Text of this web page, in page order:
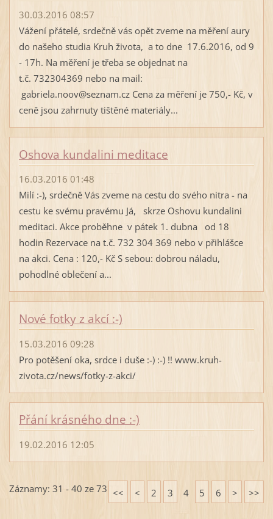
30.03.2016 08:57
Vážení přátelé, srdečně vás opět zveme na měření aury
do našeho studia Kruh života, a to dne 17.6.2016, od 9
- 17h. Na měření je třeba se objednat na
t.č. 732304369 nebo na mail:
gabriela.noov@seznam.cz Cena za měření je 750,- Kč, v
ceně jsou zahrnuty tištěné materiály...
Oshova kundalini meditace
16.03.2016 01:48
Milí :-), srdečně Vás zveme na cestu do svého nitra - na
cestu ke svému pravému Já, skrze Oshovu kundalini
meditaci. Akce proběhne v pátek 1. dubna od 18
hodin Rezervace na t.č. 732 304 369 nebo v přihlášce
na akci. Cena : 120,- Kč S sebou: dobrou náladu,
pohodlné oblečení a...
Nové fotky z akcí :-)
15.03.2016 09:28
Pro potěšení oka, srdce i duše :-) :-) !! www.kruh-
zivota.cz/news/fotky-z-akci/
Přání krásného dne :-)
19.02.2016 12:05
Záznamy: 31 - 40 ze 73 << < 2 3 4 5 6 > >>